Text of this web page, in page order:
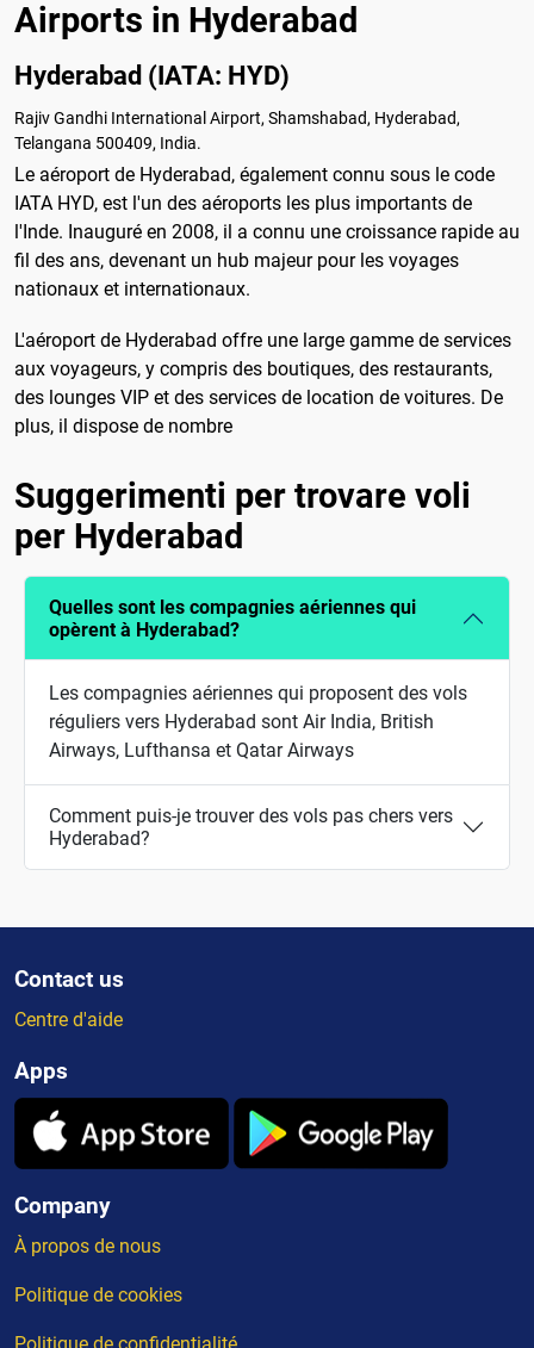
Airports in Hyderabad
Hyderabad (IATA: HYD)
Rajiv Gandhi International Airport, Shamshabad, Hyderabad,
Telangana 500409, India.
Le aéroport de Hyderabad, également connu sous le code
IATA HYD, est l'un des aéroports les plus importants de
l'Inde. Inauguré en 2008, il a connu une croissance rapide au
fil des ans, devenant un hub majeur pour les voyages
nationaux et internationaux.
L'aéroport de Hyderabad offre une large gamme de services
aux voyageurs, y compris des boutiques, des restaurants,
des lounges VIP et des services de location de voitures. De
plus, il dispose de nombre
Suggerimenti per trovare voli
per Hyderabad
Quelles sont les compagnies aériennes qui
opèrent à Hyderabad?
Les compagnies aériennes qui proposent des vols
réguliers vers Hyderabad sont Air India, British
Airways, Lufthansa et Qatar Airways
Comment puis-je trouver des vols pas chers vers
Hyderabad?
Contact us
Centre d'aide
Apps
Company
À propos de nous
Politique de cookies